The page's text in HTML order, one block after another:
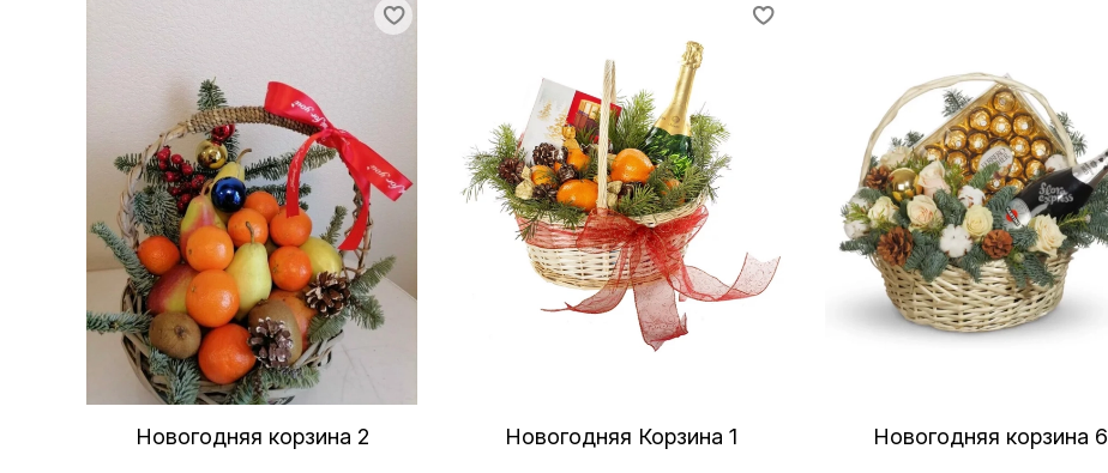
Новогодняя корзина 2 Новогодняя Корзина 1 Новогодняя корзина 6